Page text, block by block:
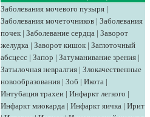
Заболевания мочевого пузыря |
Заболевания мочеточников | Заболевания
почек | Заболевание сердца | Заворот
желудка | Заворот кишок | Заглоточный
абсцесс | Запор | Затуманивание зрения |
Затылочная невралгия | Злокачественные
новообразования | Зоб | Икота |
Интубация трахеи | Инфаркт легкого |
Инфаркт миокарда | Инфаркт яичка | Ирит